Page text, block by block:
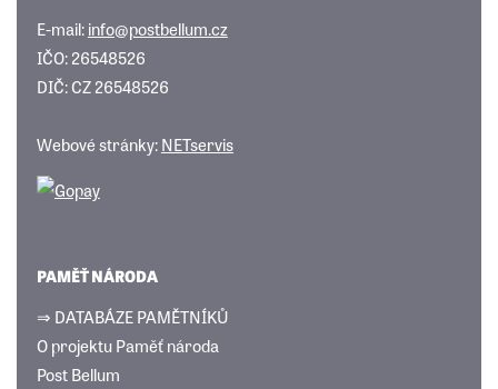
E-mail:info@postbellum.cz
IČO: 26548526
DIČ: CZ 26548526
Webové stránky:NETservis
PAMĚŤ NÁRODA
⇒ DATABÁZE PAMĚTNÍKŮ
O projektu Paměť národa
Post Bellum